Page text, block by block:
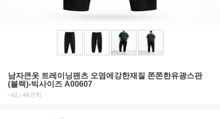
남자큰옷 트레이닝팬츠 오염에강한재질 쫀쫀한유광스판
(블랙)-빅사이즈 A00607
~42,~46인치